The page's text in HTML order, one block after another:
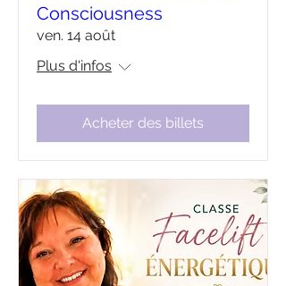
Consciousness
ven. 14 août
Plus d'infos
Acheter des billets